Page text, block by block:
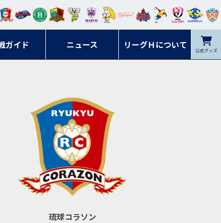
ガイド ニュース リーグＨについて 公式グッズ
ルネ コラ
ンマ
ーレ
ービ
ー石
ック 名古
オレ
ット
ツ
フォ
ーレ
岡山
イプ
ルレ
ッズ
シラ トピ
ンデ
ィー
クヤ
鹿児
島
琉球コラソン